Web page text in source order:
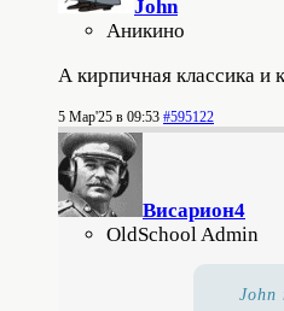
John
Аникино
А кирпичная классика и
5 Мар'25 в 09:53 #595122
Висариoн4
OldSchool Admin
John